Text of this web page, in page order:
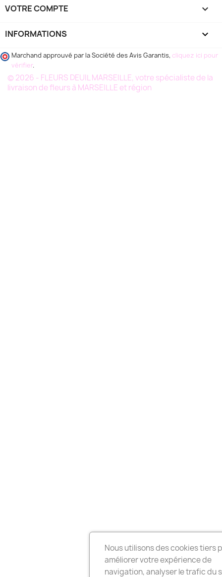
VOTRE COMPTE 
INFORMATIONS keyboard_arrow_down
Marchand approuvé par la Société des Avis Garantis, cliquez ici pour
vérifier.
© 2026 - FLEURS DEUIL MARSEILLE, votre spécialiste de la
livraison de fleurs à MARSEILLE et région
Nous utilisons des cookies tiers
améliorer votre expérience de
navigation, analyser le trafic du